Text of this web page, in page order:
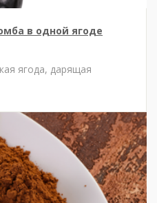
в одной ягоде
ягода, дарящая